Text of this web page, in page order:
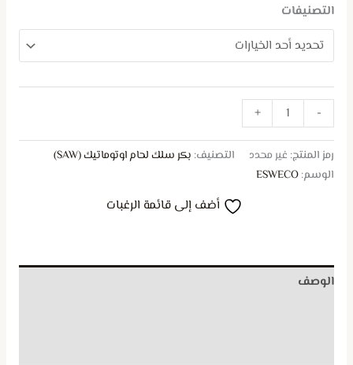
التصنيفات
-
+
رمز المنتج: غير محدد التصنيف: بكر سلك لحام اوتوماتيك (SAW)
الوسم:ESWECO
أضف إلى قائمة الرغبات
الوصف